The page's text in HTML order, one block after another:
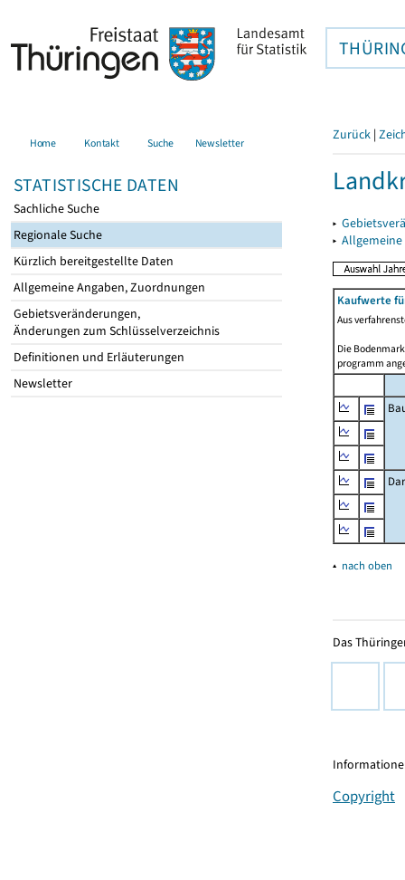
Home Kontakt Suche Newsletter
STATISTISCHE DATEN
Sachliche Suche
Regionale Suche
Kürzlich bereitgestellte Daten
Allgemeine Angaben, Zuordnungen
Gebietsveränderungen,
Änderungen zum Schlüsselverzeichnis
Definitionen und Erläuterungen
Newsletter
Zurück |
▸
▸
Kaufwerte
Aus
Die
programm
▴ nach oben
Das
Copyright